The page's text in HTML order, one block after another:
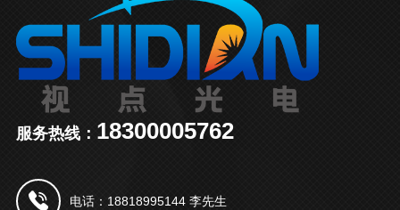
服务热线： 18300005762
电话：18818995144 李先生